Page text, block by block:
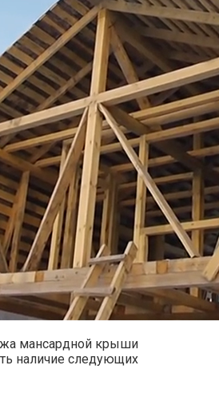
мансардной крыши
наличие следующих